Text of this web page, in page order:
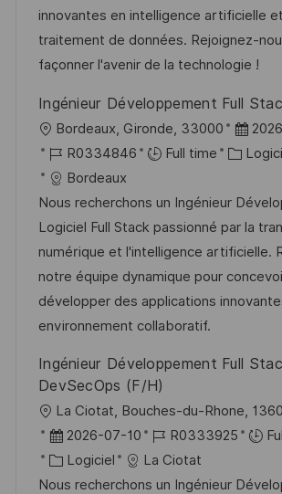
a
t
i
n
f
f
h
a
g
n
c
e
u
p
o
s
t
e
r
i
e
innovantes en intelligence artificielle
traitement de données. Rejoignez-
façonner l'avenir de la technologie !
Ingénieur Développement Full
o
c
a
l
i
s
a
t
o
Bordeaux, Gironde, 33000
D
a
e
d
’
a
f
c
R
é
f
é
r
e
n
c
d
o
R0334846 Full time
C
t
é
g
o
r
Bordeaux
Nous recherchons un Ingénieur
Logiciel Full Stack passionné par la
numérique et l'intelligence artificielle.
notre équipe dynamique pour
développer des applications
environnement collaboratif.
Ingénieur Développement Full
DevSecOps (F/H)
o
c
a
La Ciotat, Bouches-du-Rhone,
D
a
t
2026-07-10
R
é
f
R0333925
C
a
Logiciel
La Ciotat
Nous recherchons un Ingénieur